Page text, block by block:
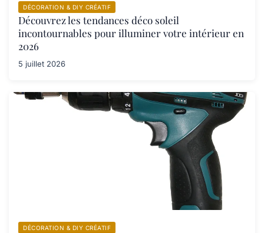
DÉCORATION & DIY CRÉATIF
Découvrez les tendances déco soleil
incontournables pour illuminer votre intérieur en
2026
5 juillet 2026
DÉCORATION & DIY CRÉATIF